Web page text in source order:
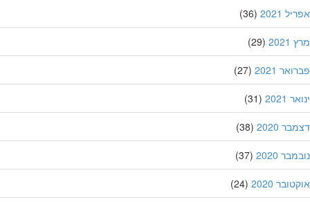
2021
(36)
(29)
2021
(27)
2021
(31)
2020
(38)
2020
(37)
2020
(24)